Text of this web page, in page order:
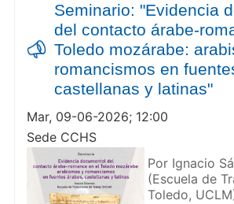
Seminario: "Evidencia
del contacto árabe-
Toledo mozárabe:
romancismos en
castellanas y latinas"
Mar, 09-06-2026; 12:00
Sede CCHS
Por Ignacio
(Escuela de
Toledo,